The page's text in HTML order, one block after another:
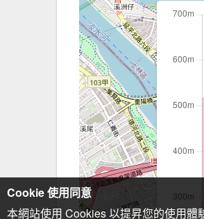
Cookie 使用同意
本網站使用 Cookies 以提昇您的使用